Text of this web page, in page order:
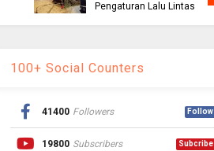
Pengaturan Lalu Lintas
100+ Social Counters
41400 Followers Follow
19800 Subscribers Subcribe